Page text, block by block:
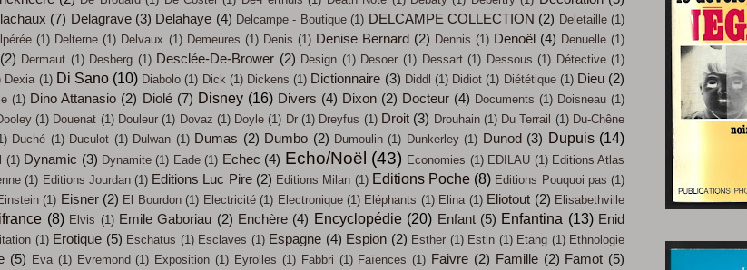
(7) Delagrave (3) Delahaye (4) Delcampe - Boutique (1) DELCAMPE COLLECTION (2) Deletaille (1)
(1) Delterne (1) Delvaux (1) Demeures (1) Denis (1) Denise Bernard (2) Dennis (1) Denoël (4) Denuelle (1)
(2) Dermaut (1) Desberg (1) Desclée-De-Brower (2) Design (1) Desoer (1) Dessart (1) Dessous (1) Détective (1)
Dexia (1) Di Sano (10) Diabolo (1) Dick (1) Dickens (1) Dictionnaire (3) Diddl (1) Didiot (1) Diététique (1) Dieu (2)
(1) Dino Attanasio (2) Diolé (7) Disney (16) Divers (4) Dixon (2) Docteur (4) Documents (1) Doisneau (1)
(1) Douenat (1) Douleur (1) Dovaz (1) Doyle (1) Dr (1) Dreyfus (1) Droit (3) Drouhain (1) Du Terrail (1) Du-Chêne
Duché (1) Duculot (1) Dulwan (1) Dumas (2) Dumbo (2) Dumoulin (1) Dunkerley (1) Dunod (3) Dupuis (14)
(1) Dynamic (3) Dynamite (1) Eade (1) Echec (4) Echo/Noël (43) Economies (1) EDILAU (1) Editions Atlas
(1) Editions Jourdan (1) Editions Luc Pire (2) Editions Milan (1) Editions Poche (8) Editions Pouquoi pas (1)
(1) Eisner (2) El Bourdon (1) Electricité (1) Electronique (1) Eléphants (1) Elina (1) Eliotout (2) Elisabethville
(8) Elvis (1) Emile Gaboriau (2) Enchère (4) Encyclopédie (20) Enfant (5) Enfantina (13) Enid
(1) Erotique (5) Eschatus (1) Esclaves (1) Espagne (4) Espion (2) Esther (1) Estin (1) Etang (1) Ethnologie
(5) Eva (1) Evremond (1) Exposition (1) Eyrolles (1) Fabbri (1) Faïences (1) Faivre (2) Famille (2) Famot (5)